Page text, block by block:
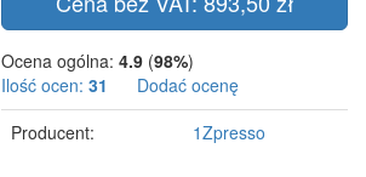
Ocena ogólna: 4.9 (98%)
Ilość ocen: 31
Dodać ocenę
Producent:
1Zpresso